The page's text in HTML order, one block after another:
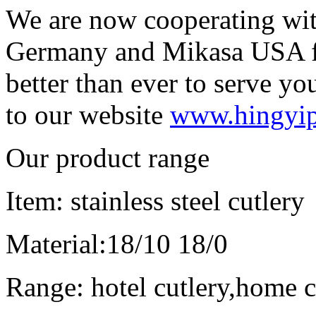
We are now cooperating
Germany and Mikasa USA
better than ever to serve
to our website
Our product range
Item: stainless steel cutlery
Material:18/10 18/0
Range: hotel cutlery,home